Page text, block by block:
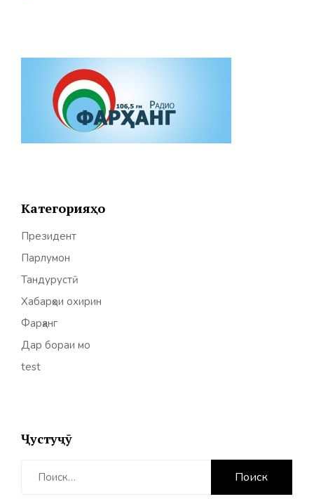
Категорияҳо
Президент
Парлумон
Тандурустӣ
Хабарҳои охирин
Фарҳанг
Дар бораи мо
test
Ҷустуҷӯ